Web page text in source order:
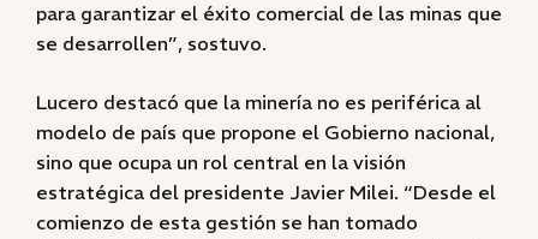
para garantizar el éxito comercial de las minas que
se desarrollen”, sostuvo.
Lucero destacó que la minería no es periférica al
modelo de país que propone el Gobierno nacional,
sino que ocupa un rol central en la visión
estratégica del presidente Javier Milei. “Desde el
comienzo de esta gestión se han tomado